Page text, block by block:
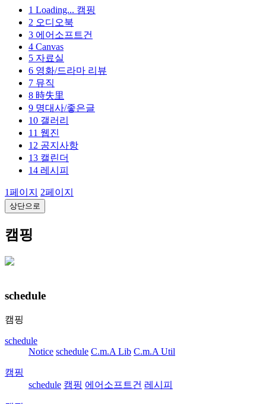
1 Loading... 캠핑
2 오디오북
3 에어소프트건
4 Canvas
5 자료실
6 영화/드라마 리뷰
7 뮤직
8 時失里
9 명대사/좋은글
10 갤러리
11 웹진
12 공지사항
13 캘린더
14 레시피
1페이지 2페이지
상단으로
캠핑
schedule
캠핑
schedule
Notice schedule C.m.A Lib C.m.A Util
캠핑
schedule 캠핑 에어소프트건 레시피